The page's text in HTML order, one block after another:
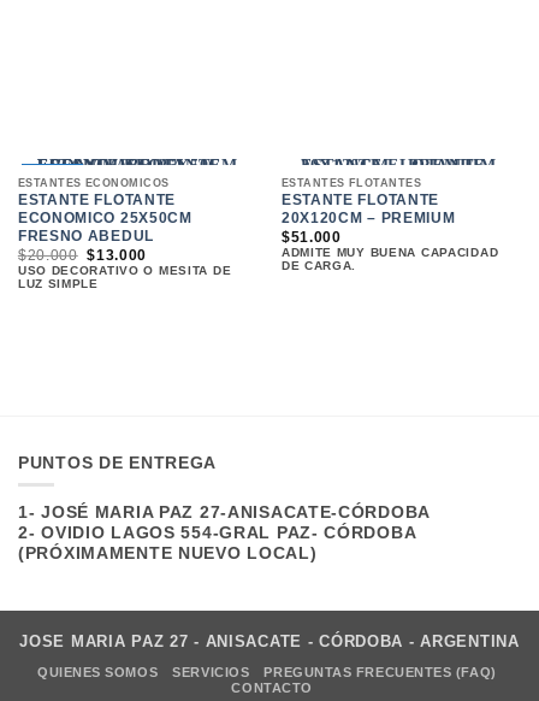
35%
ESTANTES ECONÓMICOS
ESTANTE FLOTANTE
ECONOMICO 25X50CM
FRESNO ABEDUL
$20.000 EL
PRECIO
ORIGINAL
$13.000
PRECIO
USO DECORATIVO O MESITA DE
LUZ SIMPLE
ESTANTES FLOTANTES
ESTANTE FLOTANTE
20X120CM – PREMIUM
$51.000
ADMITE MUY BUENA CAPACIDAD
DE CARGA.
PUNTOS DE ENTREGA
1- JOSÉ MARIA PAZ 27-ANISACATE-CÓRDOBA
2- OVIDIO LAGOS 554-GRAL PAZ- CÓRDOBA
(PRÓXIMAMENTE NUEVO LOCAL)
JOSE MARIA PAZ 27 - ANISACATE - CÓRDOBA - ARGENTINA
QUIENES SOMOS SERVICIOS
PREGUNTAS FRECUENTES (FAQ)
CONTACTO